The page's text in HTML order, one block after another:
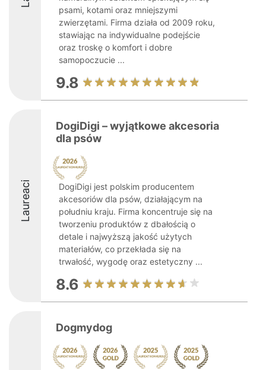
psami, kotami oraz mniejszymi
zwierzętami. Firma działa od 2009 roku,
stawiając na indywidualne podejście
oraz troskę o komfort i dobre
samopoczucie ...
9.8
Laureaci
DogiDigi – wyjątkowe akcesoria
dla psów
DogiDigi jest polskim producentem
akcesoriów dla psów, działającym na
południu kraju. Firma koncentruje się na
tworzeniu produktów z dbałością o
detale i najwyższą jakość użytych
materiałów, co przekłada się na
trwałość, wygodę oraz estetyczny ...
8.6
Dogmydog